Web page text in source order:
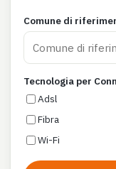
Comune di
Tecnologia per
Adsl
Fibra
Wi-Fi